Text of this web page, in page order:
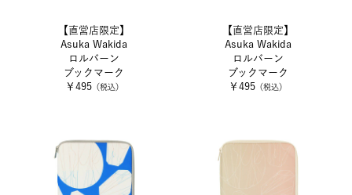
【直営店限定】
Asuka Wakida
ロルバーン
ブックマーク
￥495（税込）
【直営店限定】
Asuka Wakida
ロルバーン
ブックマーク
￥495 （税込）